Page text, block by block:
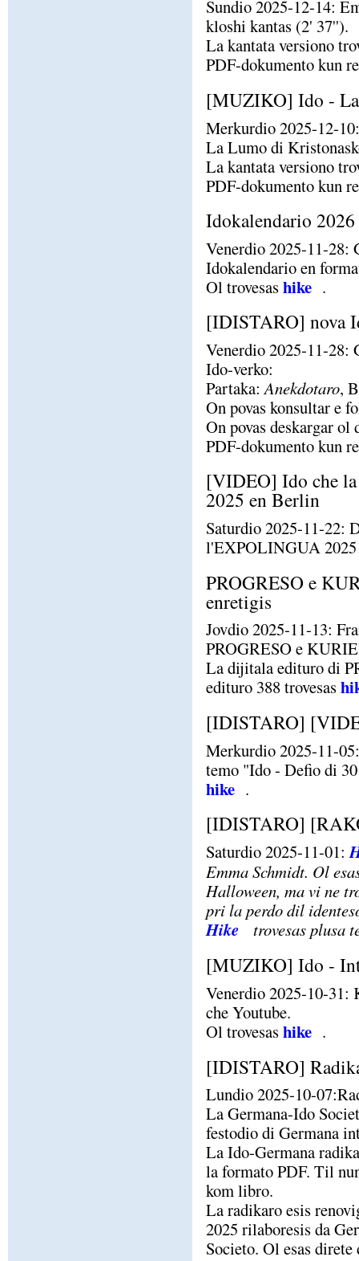
Sundio 2025-12-14:
kloshi kantas (2' 37'').
La kantata versiono
PDF-dokumento kun
[MUZIKO] Ido -
Merkurdio 2025-12-
La Lumo di
La kantata versiono
PDF-dokumento kun
Idokalendario
Venerdio 2025-11-28:
Idokalendario en
Ol trovesashike .
[IDISTARO] nova
Venerdio 2025-11-28:
Ido-verko:
Partaka:Anekdotaro,
On povas konsultar e
On povas deskargar
PDF-dokumento kun
[VIDEO] Ido che
2025 en Berlin
Saturdio 2025-11-22:
l'EXPOLINGUA 2025
PROGRESO e
enretigis
Jovdio 2025-11-13:
PROGRESO e
La dijitala edituro di
edituro 388 trovesas
[IDISTARO]
Merkurdio 2025-11-
temo "Ido - Defio di
hike .
[IDISTARO]
Saturdio 2025-11-01:
Emma Schmidt. Ol
Halloween, ma vi ne
pri la perdo dil
Hike trovesas plusa
[MUZIKO] Ido -
Venerdio 2025-10-
che Youtube.
Ol trovesashike .
[IDISTARO]
Lundio 2025-10-
La Germana-Ido
festodio di Germana
La Ido-Germana
la formato PDF. Til
kom libro.
La radikaro esis
2025 rilaboresis da
Societo. Ol esas